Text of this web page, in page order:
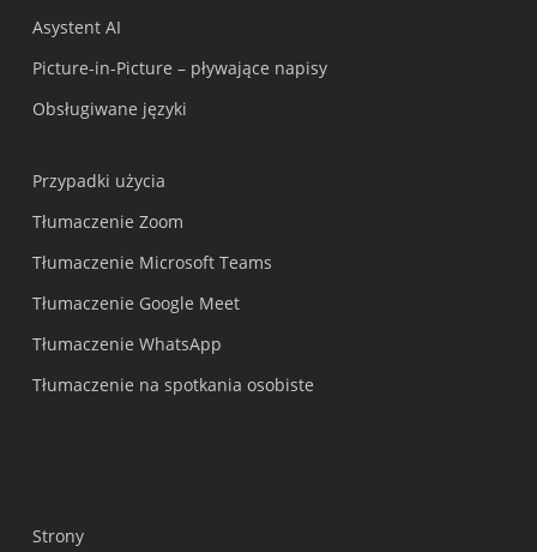
Asystent AI
Picture-in-Picture – pływające napisy
Obsługiwane języki
Przypadki użycia
Tłumaczenie Zoom
Tłumaczenie Microsoft Teams
Tłumaczenie Google Meet
Tłumaczenie WhatsApp
Tłumaczenie na spotkania osobiste
Strony